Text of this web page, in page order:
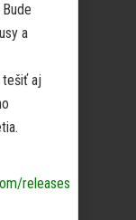
a
tešiť aj
releases